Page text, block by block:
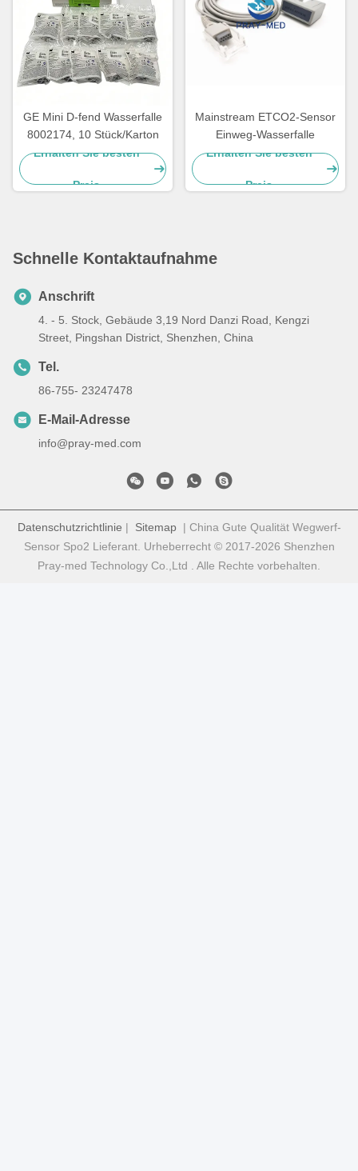
GE Mini D-fend Wasserfalle
8002174, 10 Stück/Karton
Erhalten Sie besten
Preis
Mainstream ETCO2-Sensor
Einweg-Wasserfalle
Erhalten Sie besten
Preis
Schnelle Kontaktaufnahme
Anschrift
4. - 5. Stock, Gebäude 3,19 Nord Danzi Road, Kengzi
Street, Pingshan District, Shenzhen, China
Tel.
86-755- 23247478
E-Mail-Adresse
info@pray-med.com
Datenschutzrichtlinie | Sitemap| China Gute Qualität Wegwerf-
Sensor Spo2 Lieferant. Urheberrecht © 2017-2026 Shenzhen
Pray-med Technology Co.,Ltd . Alle Rechte vorbehalten.